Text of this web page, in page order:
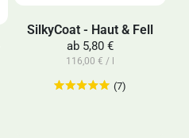
SilkyCoat - Haut & Fell
ab 5,80 €
116,00 € / l
(7)